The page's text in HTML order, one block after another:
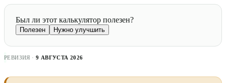
Был ли этот калькулятор полезен?
Полезен Нужно улучшить
РЕВИЗИЯ · 9 АВГУСТА 2026